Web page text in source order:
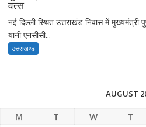
वत्स
नई दिल्ली स्थित उत्तराखंड निवास में मुख्यमंत्री
यानी एनसीसी...
उत्तराखण्ड
AUGUST
M T W T